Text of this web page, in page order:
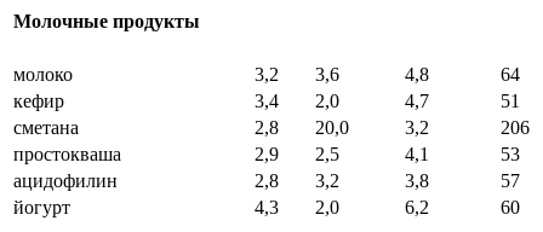
Молочные продукты
молоко 3,2 3,6 4,8
64
кефир
3,4 2,0 4,7
51
сметана
2,8 20,0 3,2
206
простокваша
2,9 2,5 4,1
53
ацидофилин
2,8 3,2 3,8
57
йогурт
4,3 2,0 6,2 60